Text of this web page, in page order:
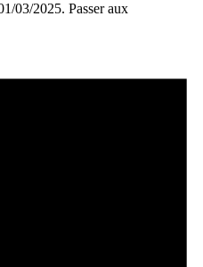
03/2025. Passer aux